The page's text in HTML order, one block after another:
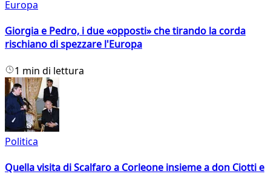
Europa
Giorgia e Pedro, i due «opposti» che tirando la corda
rischiano di spezzare l'Europa
1 min di lettura
Politica
Quella visita di Scalfaro a Corleone insieme a don Ciotti e